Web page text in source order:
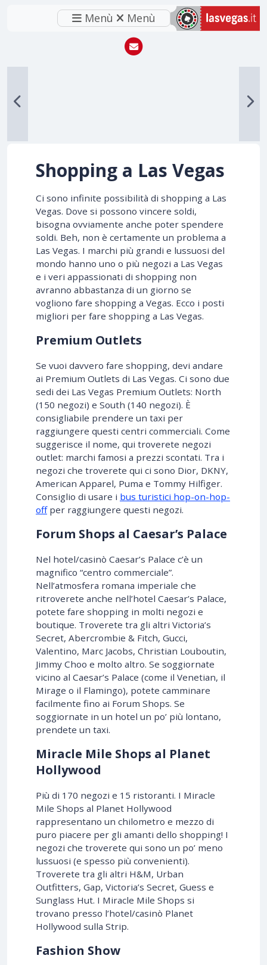
Menù Menù
Shopping a Las Vegas
Ci sono infinite possibilità di shopping a Las
Vegas. Dove si possono vincere soldi,
bisogna ovviamente anche poter spendere
soldi. Beh, non è certamente un problema a
Las Vegas. I marchi più grandi e lussuosi del
mondo hanno uno o più negozi a Las Vegas
e i veri appassionati di shopping non
avranno abbastanza di un giorno se
vogliono fare shopping a Vegas. Ecco i posti
migliori per fare shopping a Las Vegas.
Premium Outlets
Se vuoi davvero fare shopping, devi andare
ai Premium Outlets di Las Vegas. Ci sono due
sedi dei Las Vegas Premium Outlets: North
(150 negozi) e South (140 negozi). È
consigliabile prendere un taxi per
raggiungere questi centri commerciali. Come
suggerisce il nome, qui troverete negozi
outlet: marchi famosi a prezzi scontati. Tra i
negozi che troverete qui ci sono Dior, DKNY,
American Apparel, Puma e Tommy Hilfiger.
Consiglio di usare i bus turistici hop-on-hop-
offper raggiungere questi negozi.
Forum Shops al Caesar’s Palace
Nel hotel/casinò Caesar’s Palace c’è un
magnifico “centro commerciale”.
Nell’atmosfera romana imperiale che
ritroverete anche nell’hotel Caesar’s Palace,
potete fare shopping in molti negozi e
boutique. Troverete tra gli altri Victoria’s
Secret, Abercrombie & Fitch, Gucci,
Valentino, Marc Jacobs, Christian Louboutin,
Jimmy Choo e molto altro. Se soggiornate
vicino al Caesar’s Palace (come il Venetian, il
Mirage o il Flamingo), potete camminare
facilmente fino ai Forum Shops. Se
soggiornate in un hotel un po’ più lontano,
prendete un taxi.
Miracle Mile Shops al Planet
Hollywood
Più di 170 negozi e 15 ristoranti. I Miracle
Mile Shops al Planet Hollywood
rappresentano un chilometro e mezzo di
puro piacere per gli amanti dello shopping! I
negozi che troverete qui sono un po’ meno
lussuosi (e spesso più convenienti).
Troverete tra gli altri H&M, Urban
Outfitters, Gap, Victoria’s Secret, Guess e
Sunglass Hut. I Miracle Mile Shops si
trovano presso l’hotel/casinò Planet
Hollywood sulla Strip.
Fashion Show